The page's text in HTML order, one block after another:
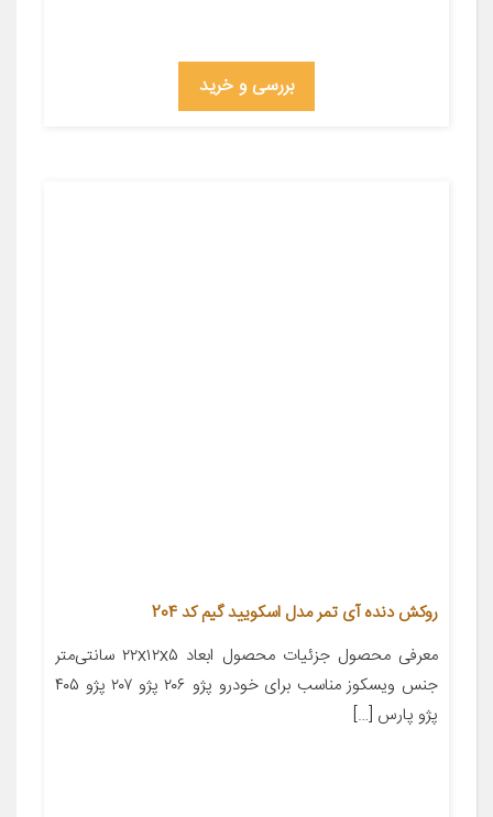
بررسی و خرید
روکش دنده آی تمر مدل اسکویید گیم کد 204
معرفی محصول جزئیات محصول ابعاد ۲۲x۱۲x۵ سانتی‌متر
جنس ویسکوز مناسب برای خودرو پژو ۲۰۶ پژو ۲۰۷ پژو ۴۰۵
پژو پارس […]